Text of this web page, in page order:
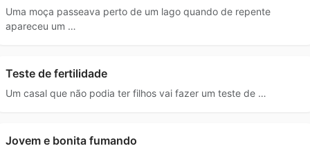
Uma moça passeava perto de um lago quando de repente
apareceu um …
Teste de fertilidade
Um casal que não podia ter filhos vai fazer um teste de …
Jovem e bonita fumando